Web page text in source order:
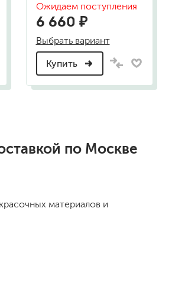
(по ржавчине)
(в баллончиках)
Ожидаем поступления
6 660 ₽
Выбрать вариант
Купить
по Москве
материалов и